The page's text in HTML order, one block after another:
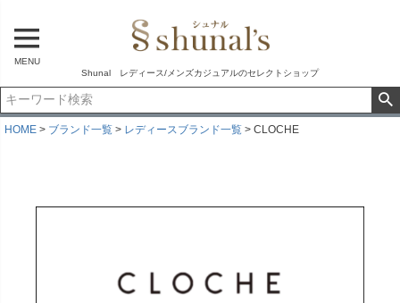
MENU
Shunal レディース/メンズカジュアルのセレクトショップ
HOME ブランド一覧 レディースブランド一覧 CLOCHE